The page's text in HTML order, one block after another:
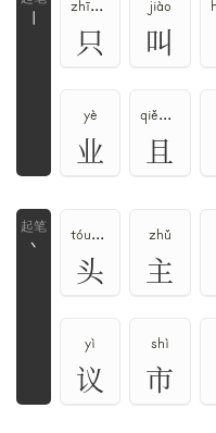
zhī、zhǐ
只
jiào
叫
yè
业
qiě、jū
且
丶
tóu、tou
头
zhǔ
主
yì
议
shì
市